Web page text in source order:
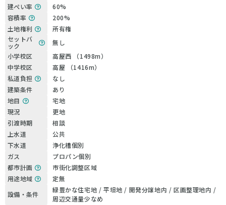
建ぺい率
60%
容積率
200%
土地権利
所有権
セットバ
ック
無し
小学校区
高屋西 （1498m）
中学校区
高屋 （1416m）
私道負担
なし
建築条件
あり
地目
宅地
現況
更地
引渡時期
相談
上水道
公共
下水道
浄化槽個別
ガス
プロパン個別
都市計画
市街化調整区域
用途地域
定無
設備・条件
緑豊かな住宅地 / 平坦地 / 開発分譲地内 / 区画整理地内 /
周辺交通量少なめ